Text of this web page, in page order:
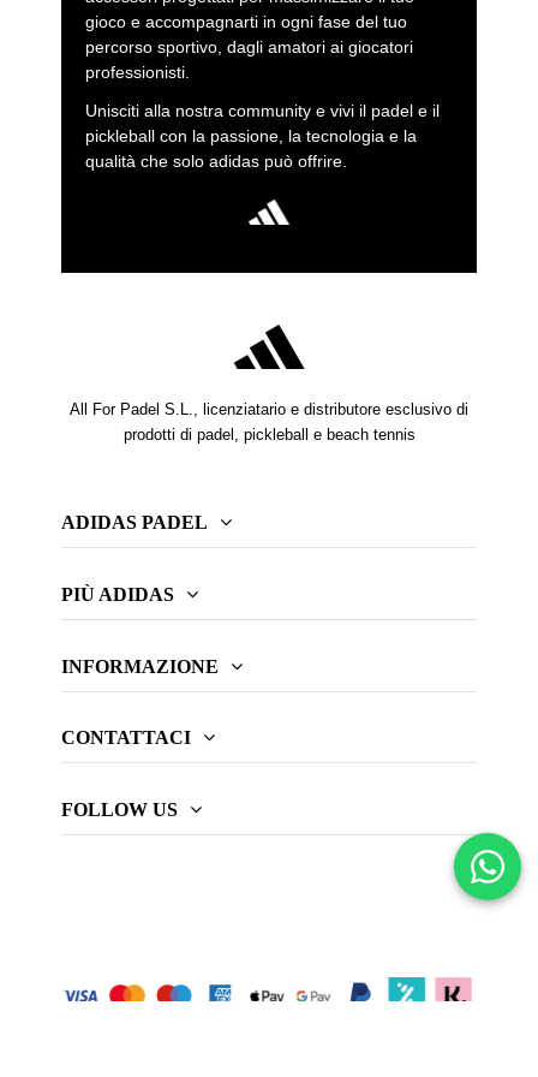
giocatori.
Hai a disposizione borse da padel come laborsa da
weekend adidas offwhite 3.4 Martita Ortega
Perché viaggiare con una borsa adidas Padel?
Per i tornei o gli allenamenti fuori città, le nostre borse
Progettate per trasportare tutta la tua attrezzatura in modo
Borsa sportiva Stage Tour da 32 litri,Carrello per tour a
In qualità di negozio ufficiale adidas Padel, troverai la
migliore opzione per trasportare la tua attrezzatura
la qualità e lo stile che ci contraddistinguono.
gioco e accompagnarti in ogni fase del tuo
percorso sportivo, dagli amatori ai giocatori
professionisti.
Unisciti alla nostra community e vivi il padel e il
pickleball con la passione, la tecnologia e la
qualità che solo adidas può offrire.
All For Padel S.L., licenziatario e distributore esclusivo di
prodotti di padel, pickleball e beach tennis
ADIDAS PADEL
PIÙ ADIDAS
INFORMAZIONE
CONTATTACI
FOLLOW US